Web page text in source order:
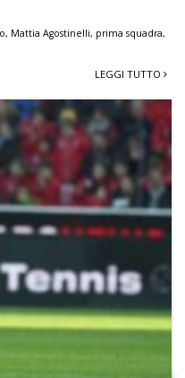
, Mattia Agostinelli, prima squadra,
LEGGI TUTTO